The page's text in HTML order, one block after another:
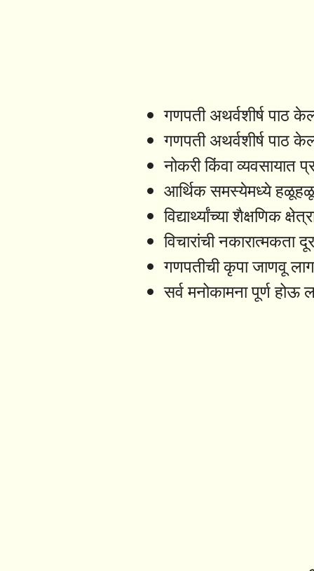
गणपती अथर्वशीर्ष पाठ
गणपती अथर्वशीर्ष पाठ
नोकरी किंवा व्यवसायात
आर्थिक समस्येमध्ये
विद्यार्थ्यांच्या शैक्षणिक
विचारांची नकारात्मकता
गणपतीची कृपा जाणवू
सर्व मनोकामना पूर्ण होऊ